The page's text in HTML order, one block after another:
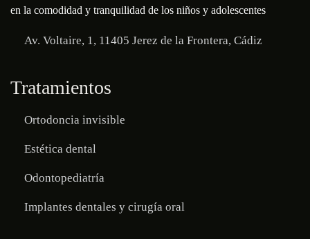
en la comodidad y tranquilidad de los niños y adolescentes
Av. Voltaire, 1, 11405 Jerez de la Frontera, Cádiz
Tratamientos
Ortodoncia invisible
Estética dental
Odontopediatría
Implantes dentales y cirugía oral